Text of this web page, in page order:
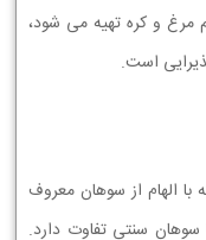
مرغ و کره تهیه می شود،
است.
الهام از سوهان معروف
سوهان سنتی تفاوت دارد.